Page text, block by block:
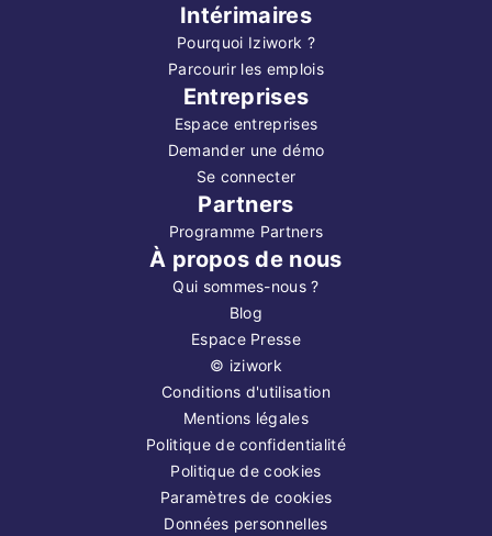
Intérimaires
Pourquoi Iziwork ?
Parcourir les emplois
Entreprises
Espace entreprises
Demander une démo
Se connecter
Partners
Programme Partners
À propos de nous
Qui sommes-nous ?
Blog
Espace Presse
© iziwork
Conditions d'utilisation
Mentions légales
Politique de confidentialité
Politique de cookies
Paramètres de cookies
Données personnelles